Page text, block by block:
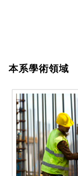
本系學術領域